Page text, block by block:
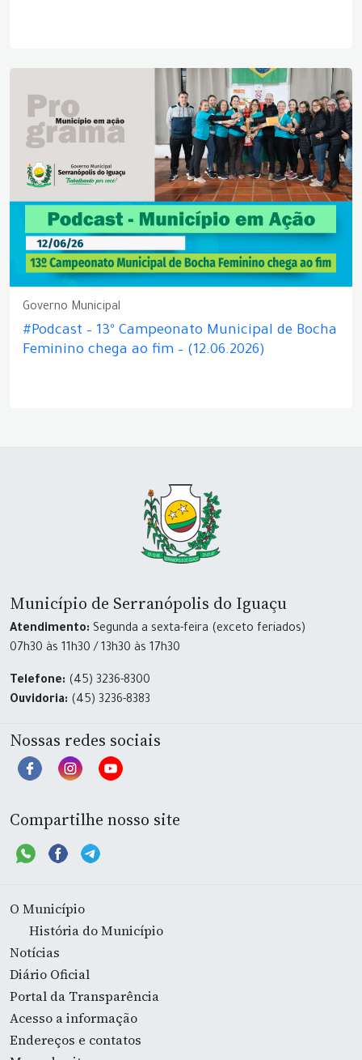
Governo Municipal
#Podcast – 13º Campeonato Municipal de Bocha
Feminino chega ao fim – (12.06.2026)
Município de Serranópolis do Iguaçu
Atendimento: Segunda a sexta-feira (exceto feriados)
07h30 às 11h30 / 13h30 às 17h30
Telefone: (45) 3236-8300
Ouvidoria: (45) 3236-8383
Nossas redes sociais
Compartilhe nosso site
O Município
História do Município
Notícias
Diário Oficial
Portal da Transparência
Acesso a informação
Endereços e contatos